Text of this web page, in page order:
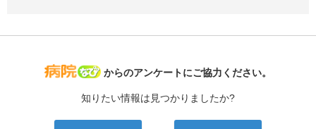
病院なび
からのアンケートにご協力ください。
知りたい情報は見つかりましたか?